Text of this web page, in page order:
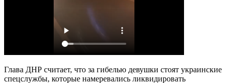
Глава ДНР считает, что за гибелью девушки стоят украинские
спецслужбы, которые намеревались ликвидировать